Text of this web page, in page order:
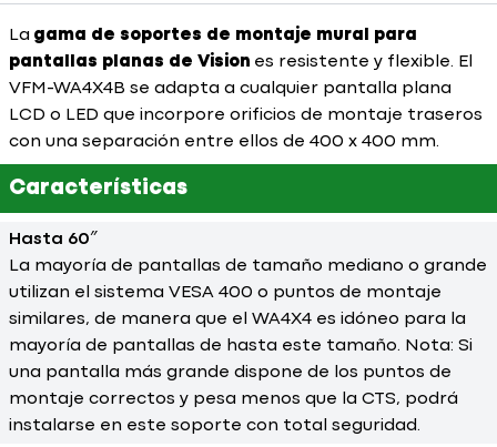
La gama de soportes de montaje mural para
pantallas planas de Vision es resistente y flexible. El
VFM-WA4X4B se adapta a cualquier pantalla plana
LCD o LED que incorpore orificios de montaje traseros
con una separación entre ellos de 400 x 400 mm.
Características
Hasta 60″
La mayoría de pantallas de tamaño mediano o grande
utilizan el sistema VESA 400 o puntos de montaje
similares, de manera que el WA4X4 es idóneo para la
mayoría de pantallas de hasta este tamaño. Nota: Si
una pantalla más grande dispone de los puntos de
montaje correctos y pesa menos que la CTS, podrá
instalarse en este soporte con total seguridad.